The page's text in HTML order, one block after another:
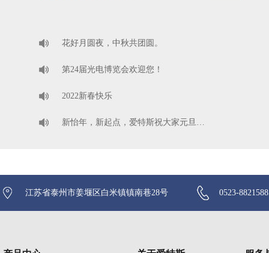
花好月圆夜，中秋共团圆。
第24届光电博览会欢迎您！
2022新春快乐
新怡年，新起点，爱特斯祝大家元旦…
江苏省泰州市姜堰区白米镇镇南巷28号 0523-